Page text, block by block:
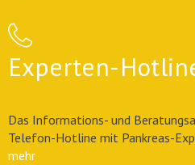
Experten-
Das Informations- und
Telefon-Hotline mit Pankreas-
mehr